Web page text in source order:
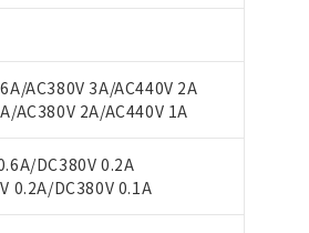
AC380V 3A/AC440V 2A
AC380V 2A/AC440V 1A
DC380V 0.2A
0.2A/DC380V 0.1A
ご利用ください。
商品の当社在庫状況および標準価格(税
本サービスの対象外となる商品もあるこ
有に対応した製品に切り替える予定のあ
非含有に非対応の商品で、対応品を出す
非含有の対応状況を調査中または確認中
物質有無と関係のない商品です。
たものが、含有品と判明した場合など
ミウム(Cd) 100ppm以下、
基準値以下であることを示します。
準値を超えていることを示します。
い合わせください。
為替および外国貿易法に定める商品（以
合は、日本国政府の輸出許可(または役